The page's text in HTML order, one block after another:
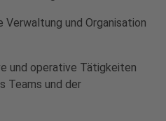
und Organisation
und operative Tätigkeiten
Teams und der